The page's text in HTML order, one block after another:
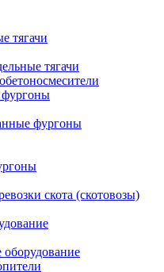
тягачи
тягачи
фургоны
скота (скотовозы)